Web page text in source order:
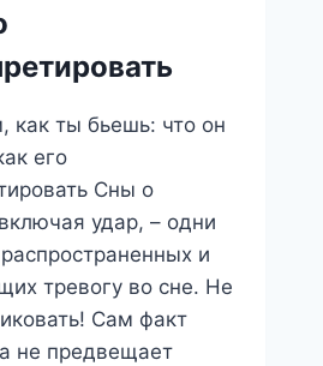
как ты бьешь: что он
его
Сны о
удар, – одни
и
тревогу во сне. Не
Сам факт
не предвещает